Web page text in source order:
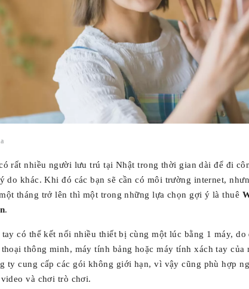
rất nhiều người lưu trú tại Nhật trong thời gian dài để đi
do khác. Khi đó các bạn sẽ cần có môi trường internet,
tháng trở lên thì một trong những lựa chọn gợi ý là thuê
.
có thể kết nối nhiều thiết bị cùng một lúc bằng 1 máy, do
thông minh, máy tính bảng hoặc máy tính xách tay của
ty cung cấp các gói không giới hạn, vì vậy cũng phù hợp
và chơi trò chơi.